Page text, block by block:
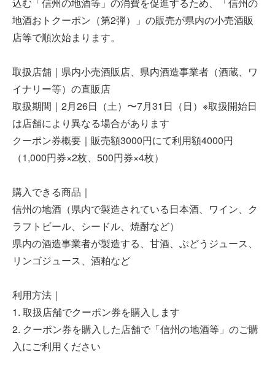
込む「信州の地酒等」の消費を促進するため、「信州の
地酒おトクーポン（第2弾）」の販売が県内の小売酒販
店等で順次始まります。
取扱店舗｜県内小売酒販店、県内酒造事業者（酒蔵、ワ
イナリー等）の直販店
取扱期間｜ 2月26日（土）〜7月31日（日）※取扱開始日
は店舗により異なる場合があります
クーポン券概要｜販売額3000円にて利用額4000円
（1,000円券×2枚、500円券×4枚）
購入できる商品｜
信州の地酒（県内で製造されている日本酒、ワイン、ク
ラフトビール、シードル、焼酎など）
県内の酒造事業者が製造する、甘酒、ぶどうジュース、
リンゴジュース、酒粕など
利用方法｜
1. 取扱店舗でクーポン券を購入します
2. クーポン券を購入した店舗で「信州の地酒等」のご購
入にご利用ください